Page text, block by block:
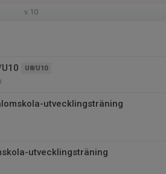
v.10
U8/U10
utvecklingsträning
utvecklingsträning